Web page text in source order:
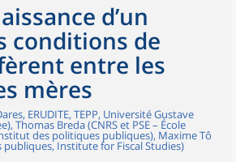
d’un
conditions de
entre les
mères
ERUDITE, TEPP, Université Gustave
Thomas Breda (CNRS et PSE – École
des politiques publiques), Maxime Tô
Institute for Fiscal Studies)